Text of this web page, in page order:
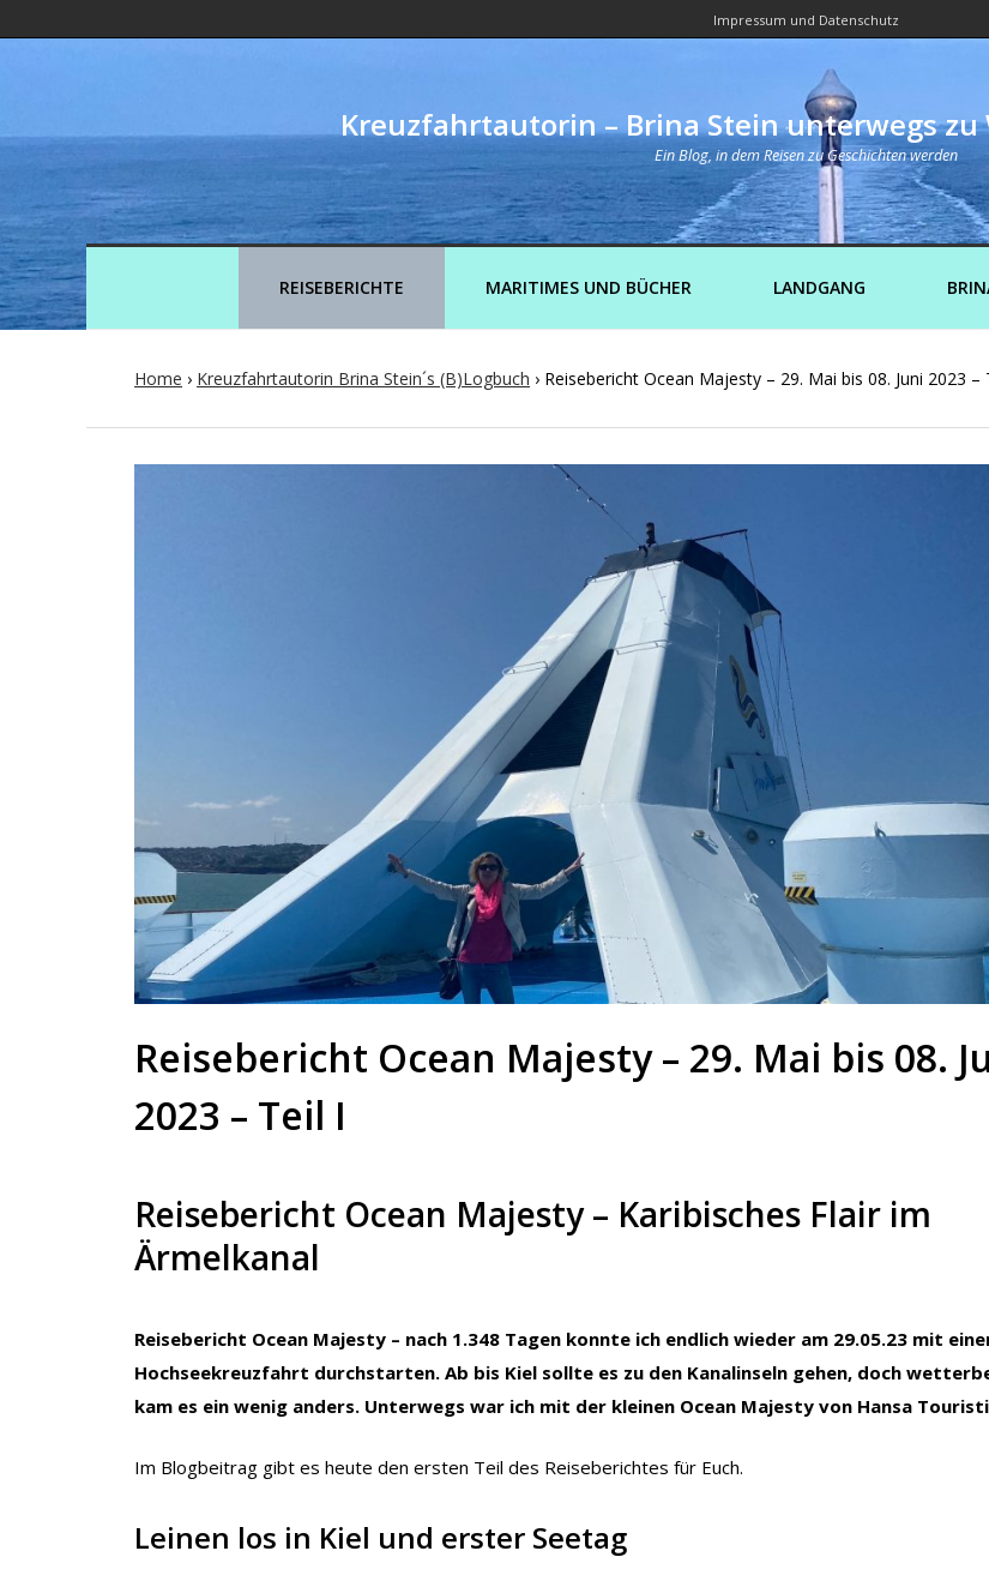
Impressum und Datenschutz
Kreuzfahrtautorin – Brina Stein unterwegs zu
Ein Blog, in dem Reisen zu Geschichten werden
REISEBERICHTE MARITIMES UND BÜCHER LANDGANG
Home › Kreuzfahrtautorin Brina Stein´s (B)Logbuch › Reisebericht Ocean Majesty – 29. Mai bis 08. Juni 2023 –
Reisebericht Ocean Majesty – 29. Mai bis 08.
2023 – Teil I
Reisebericht Ocean Majesty – Karibisches Flair im
Ärmelkanal
Reisebericht Ocean Majesty – nach 1.348 Tagen konnte ich endlich wieder am 29.05.23 mit
Hochseekreuzfahrt durchstarten. Ab bis Kiel sollte es zu den Kanalinseln gehen, doch
kam es ein wenig anders. Unterwegs war ich mit der kleinen Ocean Majesty von Hansa
Im Blogbeitrag gibt es heute den ersten Teil des Reiseberichtes für Euch.
Leinen los in Kiel und erster Seetag